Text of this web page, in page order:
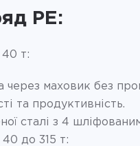
PE:
40 т:
через маховик без
та продуктивність.
сталі з 4
до 315 т: